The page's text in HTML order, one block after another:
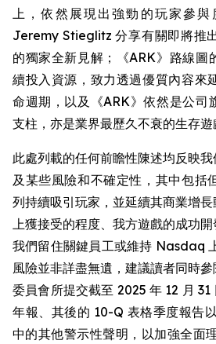
上，依然展現出強勁的玩家參與
Jeremy Stieglitz 分享有關即將推
的獨家全新見解；《ARK》路線圖
續投入資源，致力透過優質內容來
命週期，以及《ARK》依然是公司
支柱，亦是業界最歷久不衰的生存遊
此處列載的任何前瞻性陳述均反映
及某些風險和不確定性，其中包括
列持續吸引玩家，並延續其商業增
上獲接受的程度、我方遊戲的成功
我們留住關鍵員工或維持 Nasdaq
風險並非詳盡無遺，建議讀者同時
委員會所提交截至 2025 年 12 月
年報、其後的 10-Q 表格季度報告
中的其他警示性聲明，以加強全面